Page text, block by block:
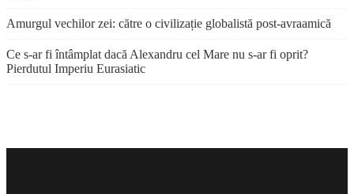
Amurgul vechilor zei: către o civilizație globalistă post-avraamică
Ce s-ar fi întâmplat dacă Alexandru cel Mare nu s-ar fi oprit?
Pierdutul Imperiu Eurasiatic